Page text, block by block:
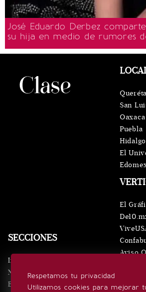
José Eduardo Derbez
su hija en medio de rumores
Respetamos tu privacidad
Utilizamos cookies para mejorar
SECCIONES
Inicio
Noticias
Eventos
El
Aviso
San
Oaxaca
Puebla
Hidalgo
El